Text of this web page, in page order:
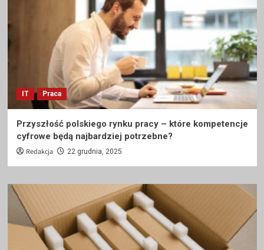
IT Praca
Przyszłość polskiego rynku pracy – które kompetencje
cyfrowe będą najbardziej potrzebne?
Redakcja 22 grudnia, 2025